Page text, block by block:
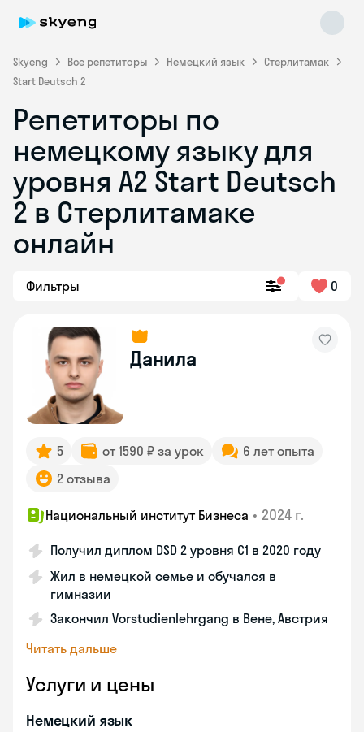
Skyeng Все репетиторы Немецкий язык
Стерлитамак
Start Deutsch 2
Репетиторы по
немецкому языку для
уровня A2 Start Deutsch
2 в Стерлитамаке
онлайн
Фильтры 0
Данила
5 от 1590 ₽ за урок
6 лет опыта
2 отзыва
Национальный институт Бизнеса • 2024 г.
Получил диплом DSD 2 уровня С1 в 2020 году
Жил в немецкой семье и обучался в
гимназии
Закончил Vorstudienlehrgang в Вене, Австрия
Читать дальше
Услуги и цены
Немецкий язык
Skyeng Chat